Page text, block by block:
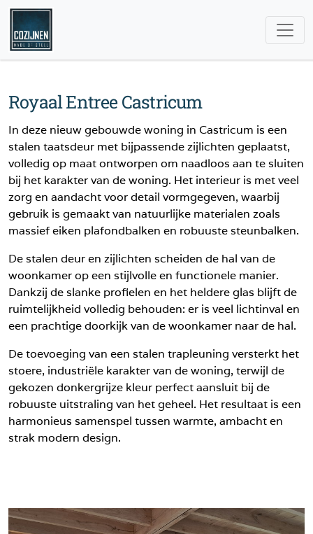
Royaal Entree Castricum
In deze nieuw gebouwde woning in Castricum is een
stalen taatsdeur met bijpassende zijlichten geplaatst,
volledig op maat ontworpen om naadloos aan te sluiten
bij het karakter van de woning. Het interieur is met veel
zorg en aandacht voor detail vormgegeven, waarbij
gebruik is gemaakt van natuurlijke materialen zoals
massief eiken plafondbalken en robuuste steunbalken.
De stalen deur en zijlichten scheiden de hal van de
woonkamer op een stijlvolle en functionele manier.
Dankzij de slanke profielen en het heldere glas blijft de
ruimtelijkheid volledig behouden: er is veel lichtinval en
een prachtige doorkijk van de woonkamer naar de hal.
De toevoeging van een stalen trapleuning versterkt het
stoere, industriële karakter van de woning, terwijl de
gekozen donkergrijze kleur perfect aansluit bij de
robuuste uitstraling van het geheel. Het resultaat is een
harmonieus samenspel tussen warmte, ambacht en
strak modern design.